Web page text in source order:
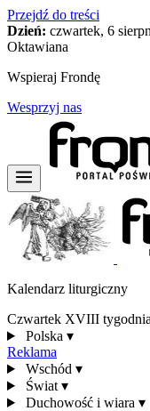
Przejdź do treści
Dzień: czwartek, 6
Oktawiana
Wspieraj Frondę
Wesprzyj nas
Kalendarz liturgiczny
Czwartek XVIII
Polska ▾
Reklama
Wschód ▾
Świat ▾
Duchowość i wiara ▾